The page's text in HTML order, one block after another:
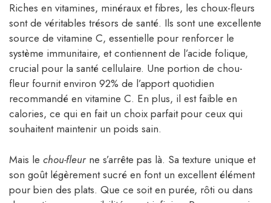
Riches en vitamines, minéraux et fibres, les choux-fleurs
sont de véritables trésors de santé. Ils sont une excellente
source de vitamine C, essentielle pour renforcer le
système immunitaire, et contiennent de l’acide folique,
crucial pour la santé cellulaire. Une portion de chou-
fleur fournit environ 92% de l’apport quotidien
recommandé en vitamine C. En plus, il est faible en
calories, ce qui en fait un choix parfait pour ceux qui
souhaitent maintenir un poids sain.
Mais le chou-fleurne s’arrête pas là. Sa texture unique et
son goût légèrement sucré en font un excellent élément
pour bien des plats. Que ce soit en purée, rôti ou dans